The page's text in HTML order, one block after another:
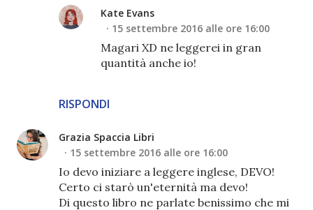
RISPONDI
Kate Evans
15 settembre 2016 alle ore 16:00
Magari XD ne leggerei in gran
quantità anche io!
Grazia Spaccia Libri
15 settembre 2016 alle ore 16:00
Io devo iniziare a leggere inglese, DEVO!
Certo ci starò un'eternità ma devo!
Di questo libro ne parlate benissimo che mi